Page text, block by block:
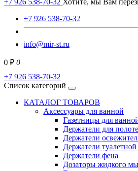
+7 926 538-70-32 Хотите, мы Вам
+7 926 538-70-32
info@mir-st.ru
0 ₽ 0
+7 926 538-70-32
Список категорий
КАТАЛОГ ТОВАРОВ
Аксессуары для ванной
Газетницы для
Держатели для
Держатели
Держатели туалетной
Держатели фена
Дозаторы жидкого